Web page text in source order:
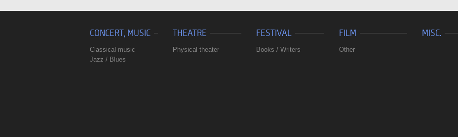
CONCERT, MUSIC
Classical music
Jazz / Blues
THEATRE
Physical theater
FESTIVAL
Books / Writers
FILM
Other
MISC.